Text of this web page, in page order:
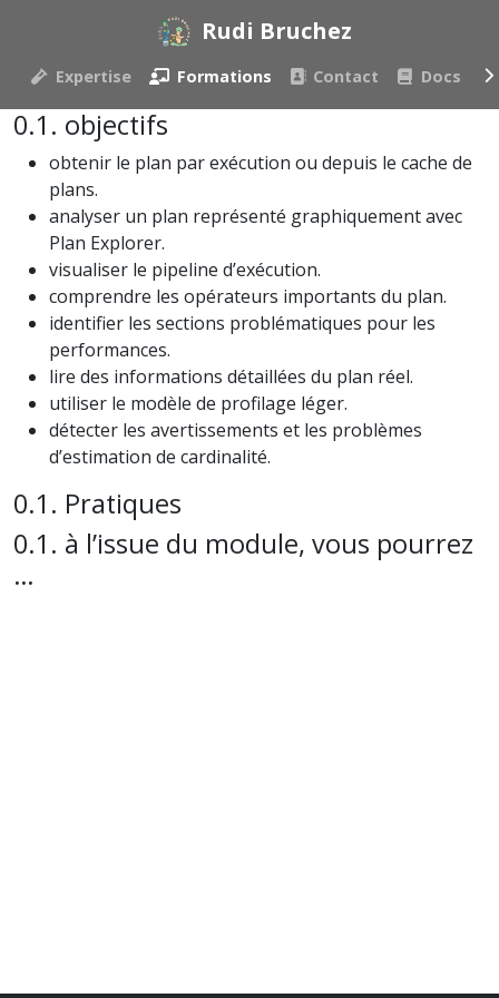
Rudi Bruchez
Expertise Formations Contact Docs
objectifs
obtenir le plan par exécution ou depuis le cache de
plans.
analyser un plan représenté graphiquement avec
Plan Explorer.
visualiser le pipeline d’exécution.
comprendre les opérateurs importants du plan.
identifier les sections problématiques pour les
performances.
lire des informations détaillées du plan réel.
utiliser le modèle de profilage léger.
détecter les avertissements et les problèmes
d’estimation de cardinalité.
Pratiques
à l’issue du module, vous pourrez
…